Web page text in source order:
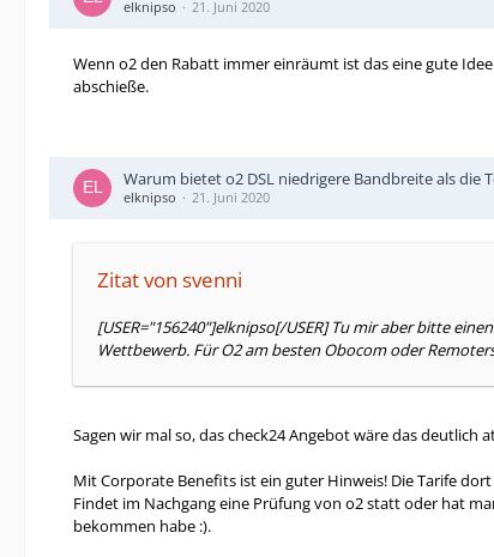
elknipso 21. Juni 2020
Wenn o2 den Rabatt immer einräumt ist das eine gute
abschieße.
Warum bietet o2 DSL niedrigere Bandbreite als die
elknipso 21. Juni 2020
Zitat von svenni
[USER="156240"]elknipso[/USER] Tu mir aber bitte
Wettbewerb. Für O2 am besten Obocom oder
Sagen wir mal so, das check24 Angebot wäre das
Mit Corporate Benefits ist ein guter Hinweis! Die Tarife
Findet im Nachgang eine Prüfung von o2 statt oder hat
bekommen habe :).